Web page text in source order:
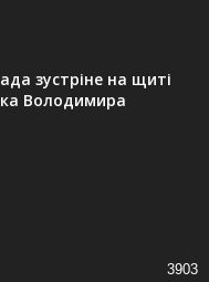
зустріне на щиті
Володимира
3903